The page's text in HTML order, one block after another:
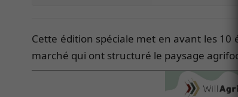
Cette édition spéciale met en avant les
marché qui ont structuré le paysage